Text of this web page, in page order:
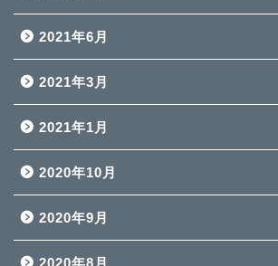
2021年6月
2021年3月
2021年1月
2020年10月
2020年9月